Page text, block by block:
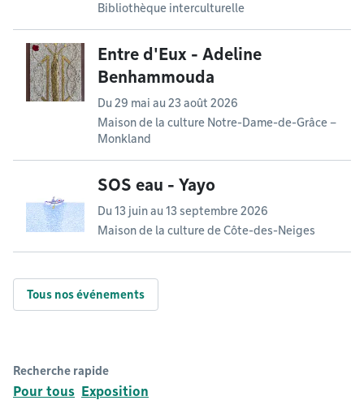
Bibliothèque interculturelle
Entre d'Eux - Adeline
Benhammouda
Du 29 mai au 23 août 2026
Maison de la culture Notre-Dame-de-Grâce –
Monkland
SOS eau - Yayo
Du 13 juinau 13 septembre 2026
Maison de la culture de Côte-des-Neiges
Tous nos événements
Recherche rapide
Pour tous Exposition